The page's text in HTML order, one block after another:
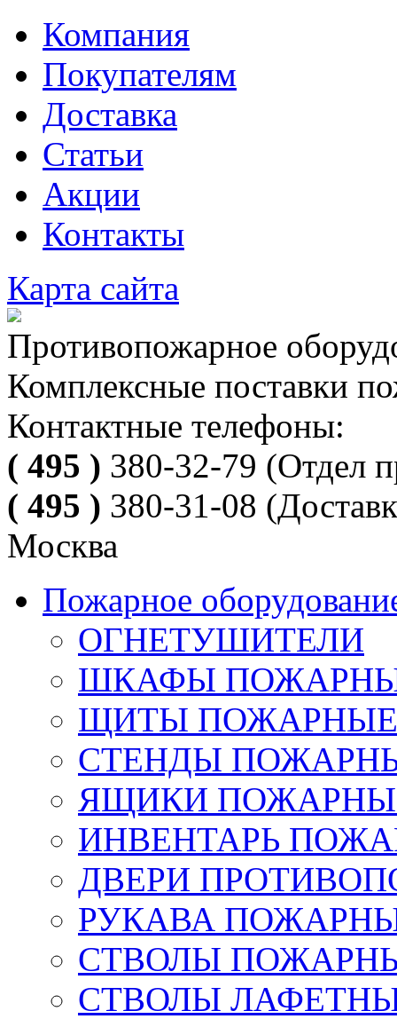
Компания
Покупателям
Доставка
Статьи
Акции
Контакты
Карта сайта
Противопожарное
Комплексные поставки
Контактные телефоны:
( 495 ) 380-32-79 (Отдел
( 495 ) 380-31-08
Москва
Пожарное
ОГНЕТУШИТЕЛИ
ШКАФЫ
ЩИТЫ ПОЖАРНЫЕ
СТЕНДЫ
ЯЩИКИ ПОЖАРНЫЕ
ИНВЕНТАРЬ
ДВЕРИ
РУКАВА
СТВОЛЫ
СТВОЛЫ